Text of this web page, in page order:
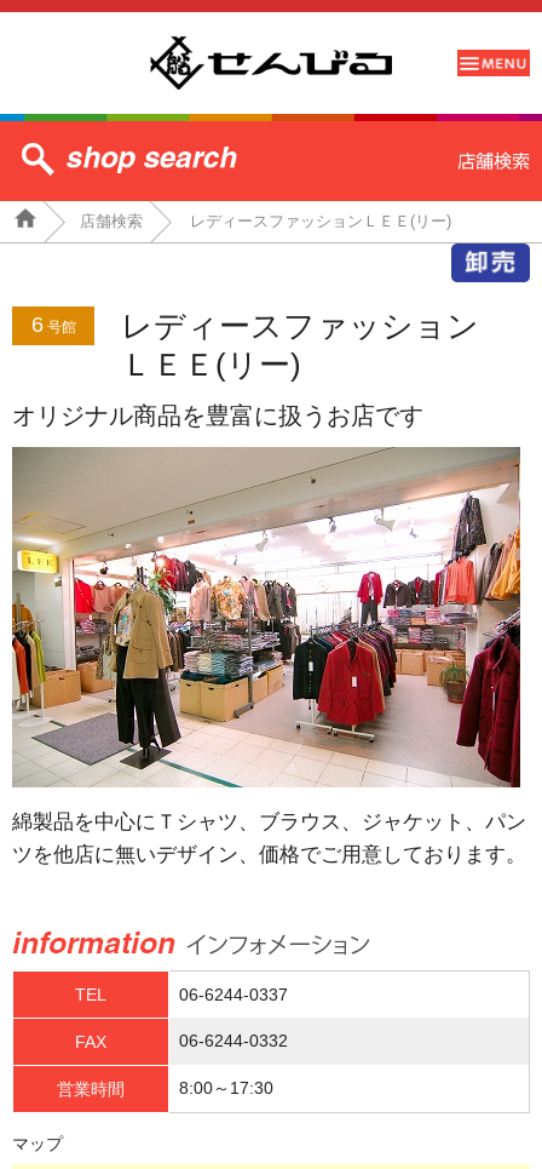
店舗検索 レディースファッションＬＥＥ(リー)
6号館
レディースファッション
ＬＥＥ(リー)
オリジナル商品を豊富に扱うお店です
綿製品を中心にＴシャツ、ブラウス、ジャケット、パン
ツを他店に無いデザイン、価格でご用意しております。
TEL 06-6244-0337
FAX 06-6244-0332
営業時間 8:00～17:30
マップ